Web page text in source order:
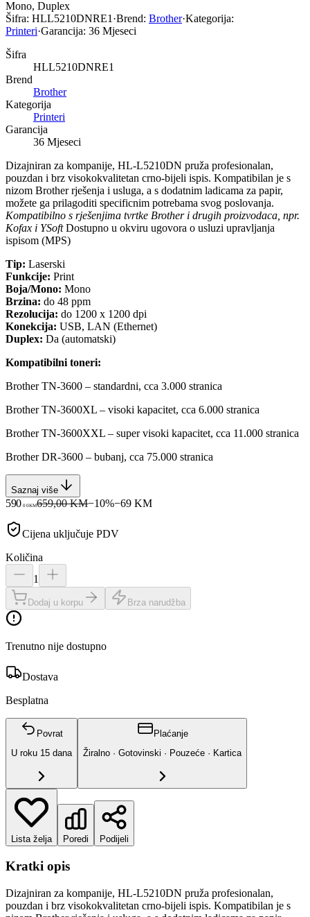
Mono, Duplex
Šifra: HLL5210DNRE1 ·Brend: Brother·Kategorija:
Printeri·Garancija: 36 Mjeseci
Šifra
HLL5210DNRE1
Brend
Brother
Kategorija
Printeri
Garancija
36 Mjeseci
Dizajniran za kompanije, HL-L5210DN pruža profesionalan,
pouzdan i brz visokokvalitetan crno-bijeli ispis. Kompatibilan je s
nizom Brother rješenja i usluga, a s dodatnim ladicama za papir,
možete ga prilagoditi specificnim potrebama svog poslovanja.
Kompatibilno s rješenjima tvrtke Brother i drugih proizvodaca, npr.
Kofax i YSoftDostupno u okviru ugovora o usluzi upravljanja
ispisom (MPS)
Tip: Laserski
Funkcije: Print
Boja/Mono: Mono
Brzina: do 48 ppm
Rezolucija: do 1200 x 1200 dpi
Konekcija: USB, LAN (Ethernet)
Duplex: Da (automatski)
Kompatibilni toneri:
Brother TN-3600 – standardni, cca 3.000 stranica
Brother TN-3600XL – visoki kapacitet, cca 6.000 stranica
Brother TN-3600XXL – super visoki kapacitet, cca 11.000 stranica
Brother DR-3600 – bubanj, cca 75.000 stranica
Saznaj više
590 00KM659,00 KM−10%−69 KM
Cijena uključuje PDV
Količina
1
Dodaj u korpu Brza narudžba
Trenutno nije dostupno
Dostava
Besplatna
Povrat
U roku 15 dana
Plaćanje
Žiralno · Gotovinski · Pouzeće · Kartica
Lista želja Poredi Podijeli
Kratki opis
Dizajniran za kompanije, HL-L5210DN pruža profesionalan,
pouzdan i brz visokokvalitetan crno-bijeli ispis. Kompatibilan je s